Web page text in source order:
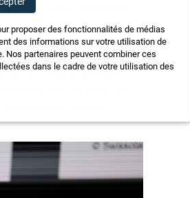
intelligente et au
d’élaboration, misant
locale et au
(RCP – Regroupement
(réseaux
proposer des fonctionnalités de médias
des informations sur votre utilisation de
Nos partenaires peuvent combiner ces
dans le cadre de votre utilisation des